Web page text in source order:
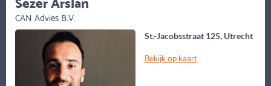
St.-Jacobsstraat 125, Utrecht
Bekijk op kaart
CAN Advies B.V.